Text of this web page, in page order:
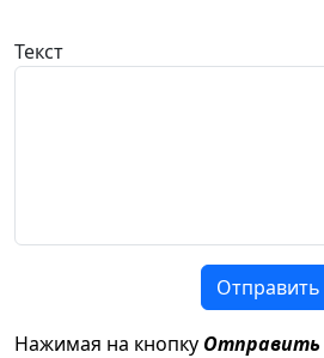
Текст
Отправить
Нажимая на кнопку Отправить